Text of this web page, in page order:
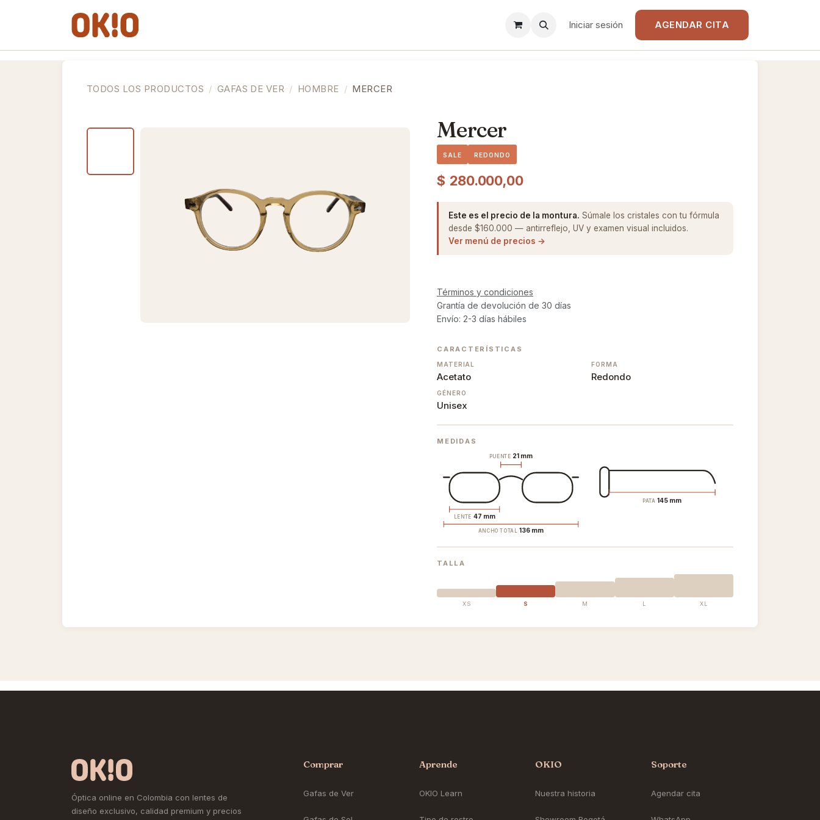
Iniciar sesión AGENDAR CITA
TODOS LOS PRODUCTOS GAFAS DE VER HOMBRE MERCER
Mercer
SALE REDONDO
$ 280.000,00
Este es el precio de la montura. Súmale los cristales con tu fórmula
desde $160.000 — antirreflejo, UV y examen visual incluidos.
Ver menú de precios →
Términos y condiciones
Grantía de devolución de 30 días
Envío: 2-3 días hábiles
CARACTERÍSTICAS
MATERIAL
Acetato
FORMA
Redondo
GÉNERO
Unisex
MEDIDAS
PUENTE 21 mm
LENTE 47 mm
ANCHO TOTAL 136 mm
PATA 145 mm
TALLA
XS S M L XL
Óptica online en Colombia con lentes de
diseño exclusivo, calidad premium y precios
Comprar
Gafas de Ver
Aprende
OKIO Learn
OKIO
Nuestra historia
Soporte
Agendar cita